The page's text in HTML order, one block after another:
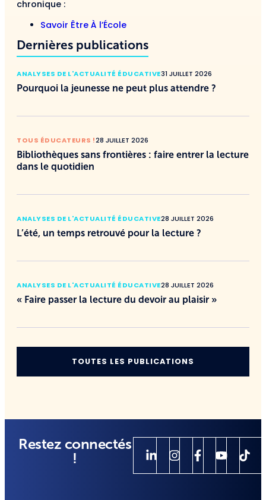
chronique :
Savoir Être À l’École
Dernières publications
ANALYSES DE L'ACTUALITÉ ÉDUCATIVE31 JUILLET 2026
Pourquoi la jeunesse ne peut plus attendre ?
TOUS ÉDUCATEURS !28 JUILLET 2026
Bibliothèques sans frontières : faire entrer la lecture
dans le quotidien
ANALYSES DE L'ACTUALITÉ ÉDUCATIVE28 JUILLET 2026
L’été, un temps retrouvé pour la lecture ?
ANALYSES DE L'ACTUALITÉ ÉDUCATIVE28 JUILLET 2026
« Faire passer la lecture du devoir au plaisir »
TOUTES LES PUBLICATIONS
Restez connectés
!